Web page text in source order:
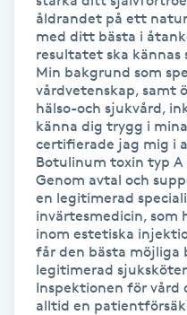
Hot Stone Massage
Hot yoga
Hudföryngring
Huduppstramning
Hudvård
Hyaluronsyra
åldrandet på ett
med ditt bästa i
resultatet ska
Min bakgrund som
vårdvetenskap, samt
hälso-och sjukvård,
känna dig trygg i
certifierade jag mig i
Botulinum toxin typ
Genom avtal och
en legitimerad
invärtesmedicin, som
inom estetiska
får den bästa möjliga
legitimerad
Inspektionen för vård
alltid en